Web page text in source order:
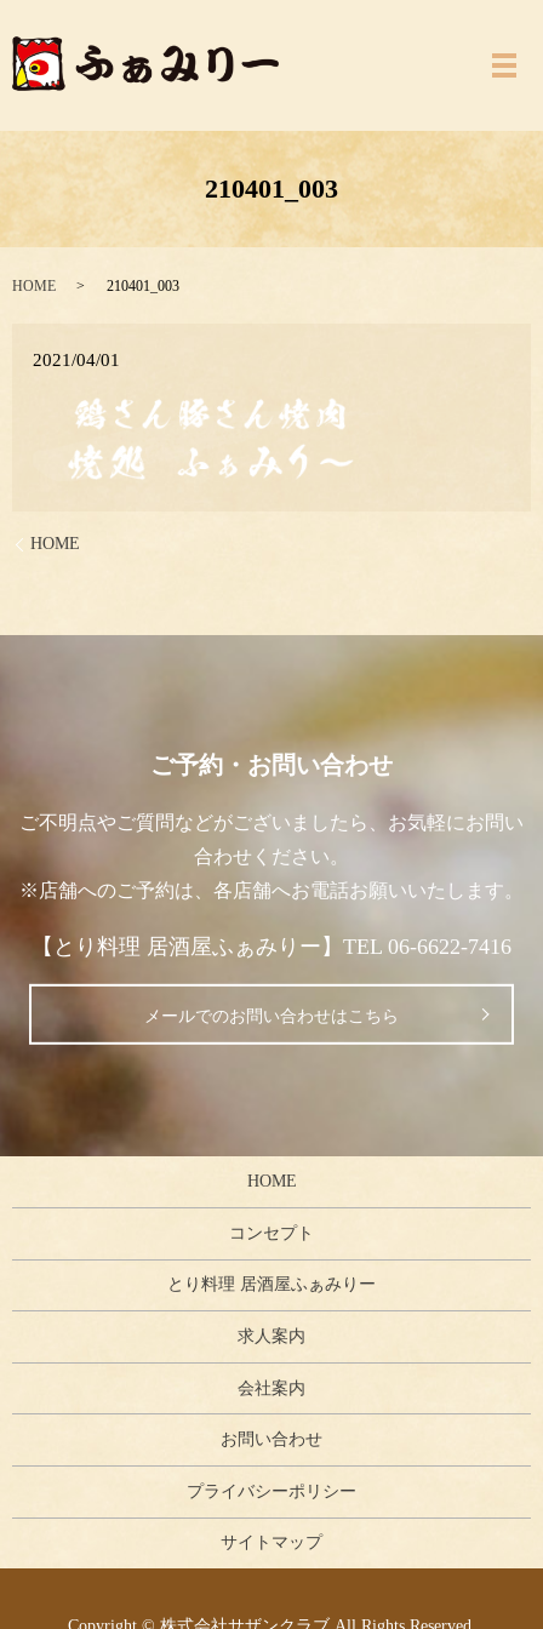
メ
210401_003
HOME 210401_003
2021/04/01
HOME
ご予約・お問い合わせ
ご不明点やご質問などがございましたら、お気軽にお問い
合わせください。
※店舗へのご予約は、各店舗へお電話お願いいたします。
【とり料理 居酒屋ふぁみりー】TEL 06-6622-7416
メールでのお問い合わせはこちら
HOME
コンセプト
とり料理 居酒屋ふぁみりー
求人案内
会社案内
お問い合わせ
プライバシーポリシー
サイトマップ